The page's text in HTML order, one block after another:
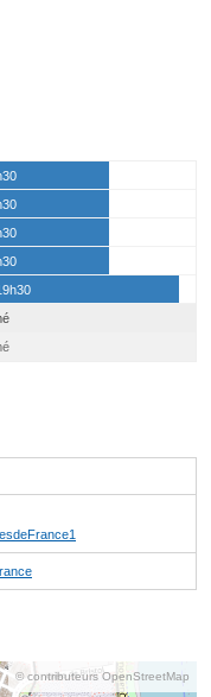
© contributeurs OpenStreetMap